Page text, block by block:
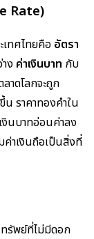
Rate)
ทศไทยคือ อัตรา
ง ค่าเงินบาท กับ
าดโลกจะถูก
น ราคาทองคำใน
งินบาทอ่อนค่าลง
าเงินถือเป็นสิ่งที่
รัพย์ที่ไม่มีดอก